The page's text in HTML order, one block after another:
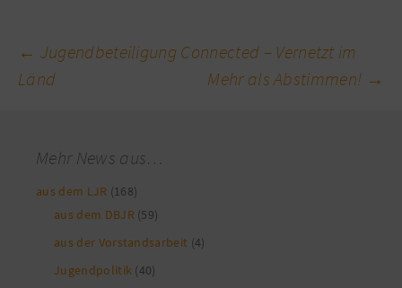
Beitragsnavigation
← Jugendbeteiligung Connected – Vernetzt im
Länd
Mehr als Abstimmen! →
Mehr News aus…
aus dem LJR (168)
aus dem DBJR (59)
aus der Vorstandsarbeit (4)
Jugendpolitik (40)